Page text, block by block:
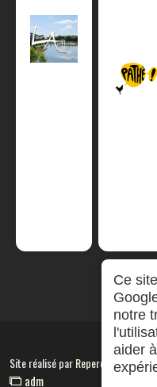
Site réalisé parRepereCom
adm
Ce
notre
aider